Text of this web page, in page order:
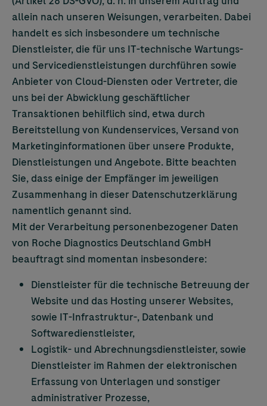
allein nach unseren Weisungen, verarbeiten. Dabei
handelt es sich insbesondere um technische
Dienstleister, die für uns IT-technische Wartungs-
und Servicedienstleistungen durchführen sowie
Anbieter von Cloud-Diensten oder Vertreter, die
uns bei der Abwicklung geschäftlicher
Transaktionen behilflich sind, etwa durch
Bereitstellung von Kundenservices, Versand von
Marketinginformationen über unsere Produkte,
Dienstleistungen und Angebote. Bitte beachten
Sie, dass einige der Empfänger im jeweiligen
Zusammenhang in dieser Datenschutzerklärung
namentlich genannt sind.
Mit der Verarbeitung personenbezogener Daten
von Roche Diagnostics Deutschland GmbH
beauftragt sind momentan insbesondere:
Dienstleister für die technische Betreuung der
Website und das Hosting unserer Websites,
sowie IT-Infrastruktur-, Datenbank und
Softwaredienstleister,
Logistik- und Abrechnungsdienstleister, sowie
Dienstleister im Rahmen der elektronischen
Erfassung von Unterlagen und sonstiger
administrativer Prozesse,